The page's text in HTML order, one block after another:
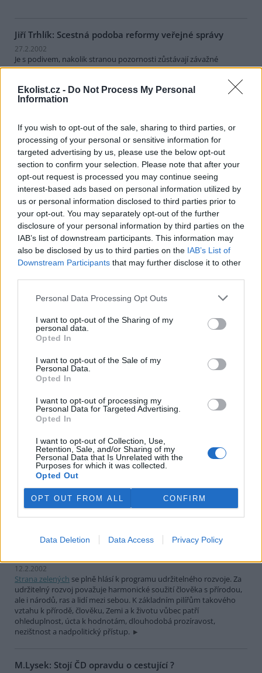
Ekolist.cz - Do Not Process My Personal
Information
If you wish to opt-out of the sale, sharing to third parties, or
processing of your personal or sensitive information for
targeted advertising by us, please use the below opt-out
section to confirm your selection. Please note that after your
opt-out request is processed you may continue seeing
interest-based ads based on personal information utilized by
us or personal information disclosed to third parties prior to
your opt-out. You may separately opt-out of the further
disclosure of your personal information by third parties on the
IAB’s list of downstream participants. This information may
also be disclosed by us to third parties on the IAB’s List of
Downstream Participants that may further disclose it to other
Personal Data Processing Opt Outs
I want to opt-out of the Sharing of my
personal data.
Opted In
I want to opt-out of the Sale of my
Personal Data.
Opted In
I want to opt-out of processing my
Personal Data for Targeted Advertising.
Opted In
I want to opt-out of Collection, Use,
Retention, Sale, and/or Sharing of my
Personal Data that Is Unrelated with the
Purposes for which it was collected.
Opted Out
OPT OUT FROM ALL CONFIRM
Data Deletion Data Access Privacy Policy
Jiří Trhlík: Scestná podoba reformy veřejné správy
27.2.2002
Je s podivem, nakolik stranou pozornosti zůstávají závažné
systémové nedostatky probíhající reformy veřejné správy.
Fatálního pochybení se před časem dopustil parlament schválením
tzv. smíšeného modelu veřejné správy. Přitom země Evropské unie
jdou právě naopak cestou důsledného oddělení státní správy od
výkonu státní správy. Propojování samosprávy se státní správou
zvyšuje riziko střetů zájmů a nátlaku na úředníky. Stačí se například
podívat na činnost některých stavebních úřadů na obcích.
Radek Batelka: Země na prodej
24.2.2002
V Lidových novinách vyšel v sobotu 9. února nejapnýčlánek s
názvem "Přírodu ochrání trh". Nestál by za tolik slov, kdyby jeho
autorem nebyl člověk, který má hájit zájmy veřejnosti v
zastupitelském sboru - předseda Poslanecké sněmovny a ODS
Václav Klaus. Ona nejapnost tkví v autorově předpokladu, že
čtenáři jsou duševně retardovaní jedinci bez paměti. Jinak si totiž
není možné vysvětlit, proč se Václav Klaus uchýlil k takové míře
Václav Klaus: O ekologii, ekologismu a životním
prostředí
23.2.2002
Nacházíme se v éře ekologismu, v éře zneužívání životního
prostředí - jako věčného lidského problému - k politickému
souboji, v éře mimořádného zkreslování stavu věcí, nálepkování a
nefér argumentování. Nechci se s tím smiřovat, jde o příliš mnoho.
Pojmy jako „ekologická zátěž“, „ekologická krize“ či „ekologická
katastrofa“ v našem slovníku častým užíváním zdomácněly natolik,
že se jen málokdy a málokdo vážně zamýšlí nad jejich skutečným
obsahem. Vžitým klišé se stalo tvrdit (a snad si i myslet) např. to, že
trh a ekonomický růst plodí ekologickou zátěž (krizi, katastrofu),
zatímco státní moc, legislativa a regulace - „proti trhu a jemu
navzdory“ - lidstvu přírodu a ekologickou rovnováhu zachraňují.
Tyto teze si jako své další krédo (jako doplněk k tradičnímu
požadavku sociální rovnosti a spravedlnosti) přisvojili levicoví
ideologové, aby s nimi bojovali proti lidské svobodě, proti
svobodnému trhu, proti ekonomickému růstu a konec konců proti
12.2.2002
Strana zelených se plně hlásí k programu udržitelného rozvoje. Za
udržitelný rozvoj považuje harmonické soužití člověka s přírodou,
ale i národů, ras a lidí mezi sebou. K základním pilířům takového
vztahu k přírodě, člověku, Zemi a k životu vůbec patří
ohleduplnost, úcta k hodnotám, dlouhodobá prozíravost,
nezištnost a nadpolitický přístup.
M.Lysek: Stojí ČD opravdu o cestující ?